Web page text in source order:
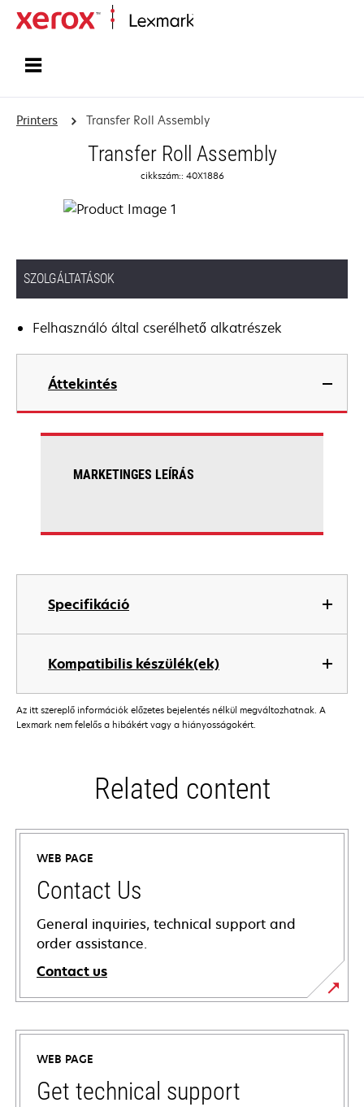
Printers Transfer Roll Assembly
Transfer Roll Assembly
cikkszám:: 40X1886
SZOLGÁLTATÁSOK
Felhasználó által cserélhető alkatrészek
Áttekintés
Specifikáció
Kompatibilis készülék(ek)
MARKETINGES LEÍRÁS
Az itt szereplő információk előzetes bejelentés nélkül megváltozhatnak. A
Lexmark nem felelős a hibákért vagy a hiányosságokért.
Related content
WEB PAGE
Contact Us
General inquiries, technical support and
order assistance.
Contact us
WEB PAGE
Get technical support